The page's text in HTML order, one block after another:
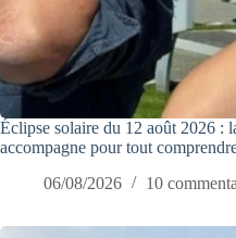
Éclipse solaire du 12 août 2026 :
accompagne pour tout
06/08/2026
10